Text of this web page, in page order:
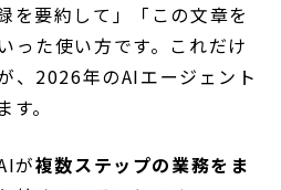
を要約して」「この文章を
った使い方です。これだけ
、2026年のAIエージェント
。
が複数ステップの業務をま